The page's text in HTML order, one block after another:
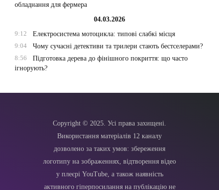
обладнання для фермера
04.03.2026
9:12
Електросистема мотоцикла: типові слабкі місця
9:04
Чому сучасні детективи та трилери стають бестселерами?
8:56
Підготовка дерева до фінішного покриття: що часто
ігнорують?
Copyright © 2025. Усі права захищені.
Використання матеріалів 12 каналу
дозволено за таких умов: збереження
логотипу на зображеннях, відтворення відео
у плеєрі YouTube, а також наявність
активного гіперпосилання на публікацію не